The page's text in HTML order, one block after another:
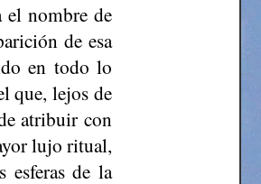
el nombre de
de esa
en todo lo
que, lejos de
atribuir con
lujo ritual,
esferas de la